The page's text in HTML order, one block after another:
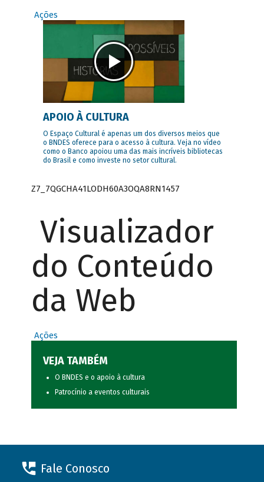
Ações
APOIO À CULTURA
O Espaço Cultural é apenas um dos diversos meios que
o BNDES oferece para o acesso à cultura. Veja no vídeo
como o Banco apoiou uma das mais incríveis bibliotecas
do Brasil e como investe no setor cultural.
Z7_7QGCHA41LODH60A3OQA8RN1457
Visualizador
do Conteúdo
da Web
Ações
VEJA TAMBÉM
O BNDES e o apoio à cultura
Patrocínio a eventos culturais
Fale Conosco